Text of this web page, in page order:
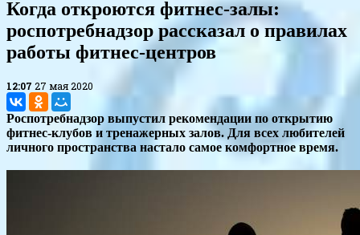
Когда откроются фитнес-залы:
роспотребнадзор рассказал о правилах
работы фитнес-центров
12:07 27 мая 2020
Роспотребнадзор выпустил рекомендации по открытию
фитнес-клубов и тренажерных залов. Для всех любителей
личного пространства настало самое комфортное время.